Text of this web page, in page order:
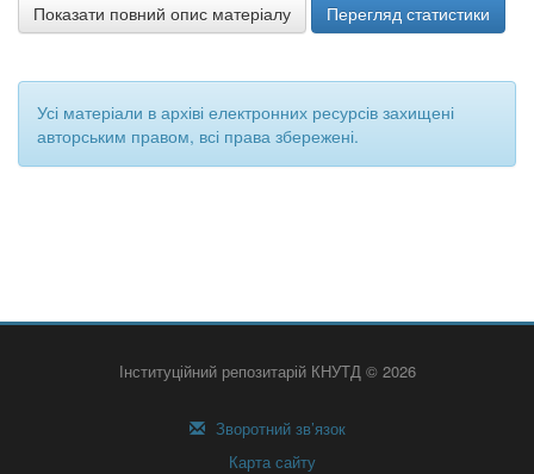
Показати повний опис матеріалу Перегляд статистики
Усі матеріали в архіві електронних ресурсів захищені
авторським правом, всі права збережені.
Інституційний репозитарій КНУТД © 2026
Зворотний зв’язок
Карта сайту